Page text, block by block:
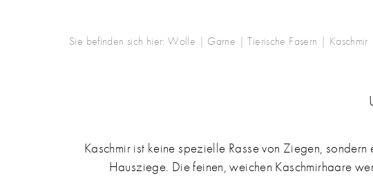
Sie befinden sich hier: Wolle | Garne |Tierische Fasern | Kaschmir
Kaschmir ist keine spezielle Rasse von Ziegen,
Hausziege. Die feinen, weichen Kaschmirhaare